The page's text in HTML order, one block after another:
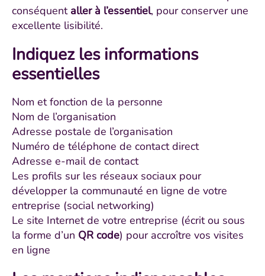
conséquent aller à l’essentiel, pour conserver une
excellente lisibilité.
Indiquez les informations
essentielles
Nom et fonction de la personne
Nom de l’organisation
Adresse postale de l’organisation
Numéro de téléphone de contact direct
Adresse e-mail de contact
Les profils sur les réseaux sociaux pour
développer la communauté en ligne de votre
entreprise (social networking)
Le site Internet de votre entreprise (écrit ou sous
la forme d’un QR code) pour accroître vos visites
en ligne